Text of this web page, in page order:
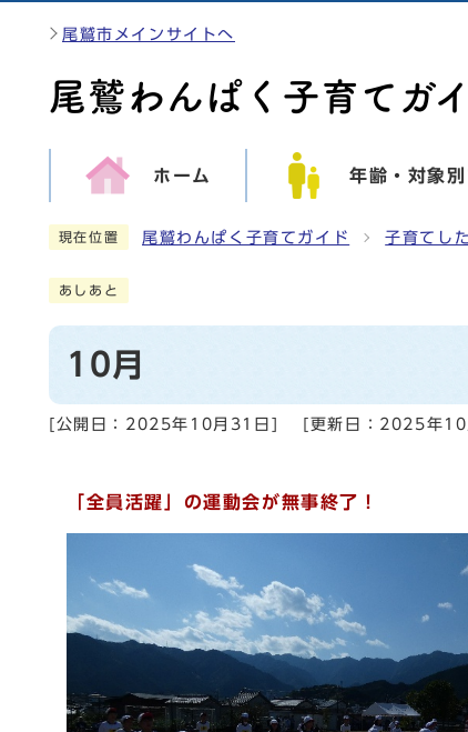
尾鷲市メインサイトへ
ホーム 年齢・対象
現在位置 尾鷲わんぱく子育てガイド 子育てし
あしあと
10月
[公開日： 2025年10月31日 [更新日： 2025年10
「全員活躍」の運動会が無事終了！